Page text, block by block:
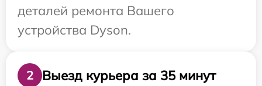
деталей ремонта Вашего
устройства Dyson.
2
Выезд курьера за 35 минут